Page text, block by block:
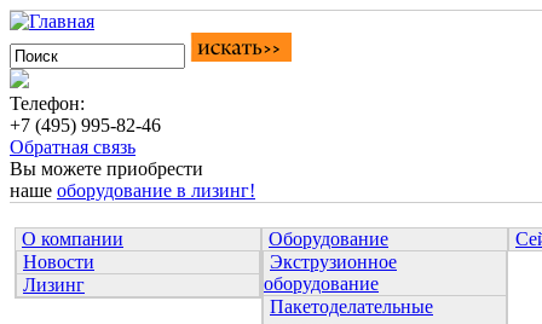
Телефон:
+7 (495) 995-82-46
Обратная связь
Вы можете приобрести
наше оборудование в лизинг!
О компании
Новости
Лизинг
Оборудование
Экструзионное
оборудование
Пакетоделательные